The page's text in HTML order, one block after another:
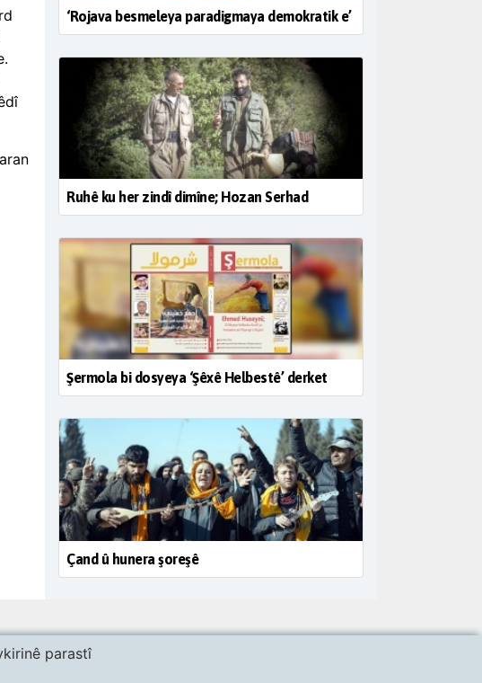
‘Rojava besmeleya paradigmaya demokratik e’
Ruhê ku her zindî dimîne; Hozan Serhad
Şermola bi dosyeya ‘Şêxê Helbestê’ derket
Çand û hunera şoreşê
parastî